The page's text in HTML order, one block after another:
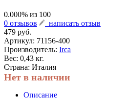
0.000% из 100
0 отзывов
написать отзыв
479 руб.
Артикул: 71156-400
Производитель: Irca
Вес: 0,43 кг.
Страна: Италия
Нет в наличии
Описание